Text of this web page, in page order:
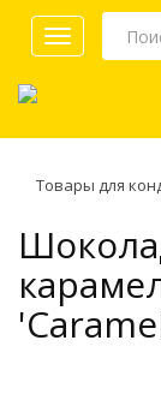
Toggle
navigation
Товары для